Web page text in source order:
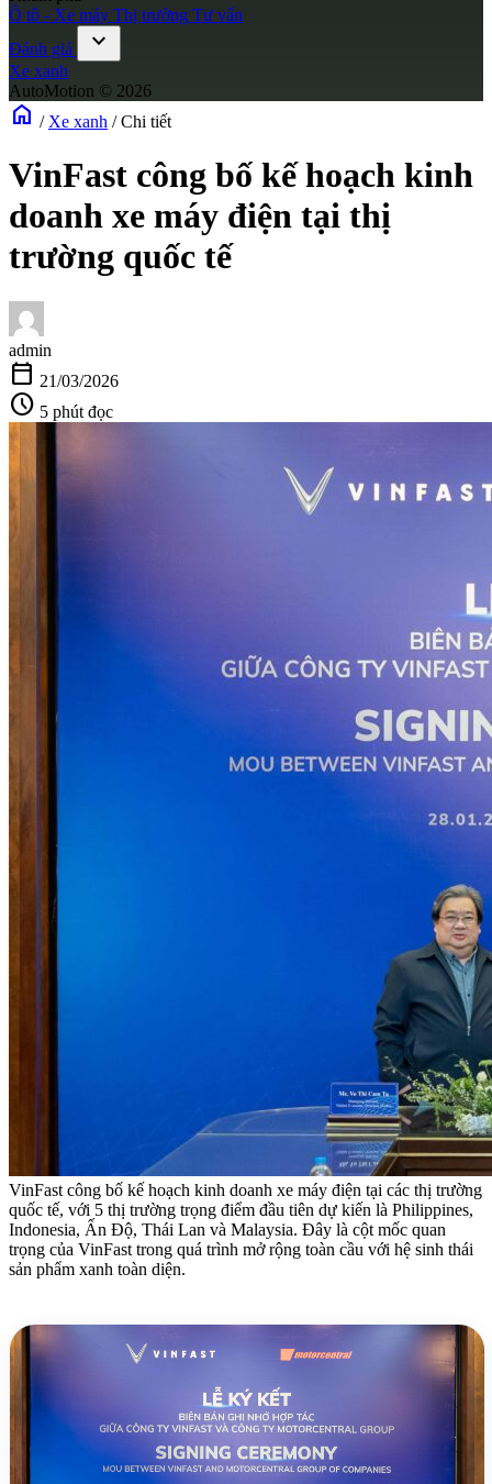
Ô tô - Xe máy Thị trường Tư vấn
Đánh giá
expand_more
Xe xanh
AutoMotion © 2026
home / Xe xanh / Chi tiết
VinFast công bố kế hoạch kinh
doanh xe máy điện tại thị
trường quốc tế
admin
calendar_today 21/03/2026
schedule 5 phút đọc
VinFast công bố kế hoạch kinh doanh xe máy điện tại các thị trường
quốc tế, với 5 thị trường trọng điểm đầu tiên dự kiến là Philippines,
Indonesia, Ấn Độ, Thái Lan và Malaysia. Đây là cột mốc quan
trọng của VinFast trong quá trình mở rộng toàn cầu với hệ sinh thái
sản phẩm xanh toàn diện.